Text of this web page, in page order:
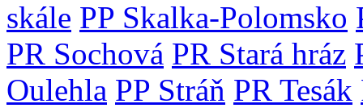
skále PP Skalka-Polomsko
PR Sochová PR Stará hráz
Oulehla PP Stráň PR Tesák